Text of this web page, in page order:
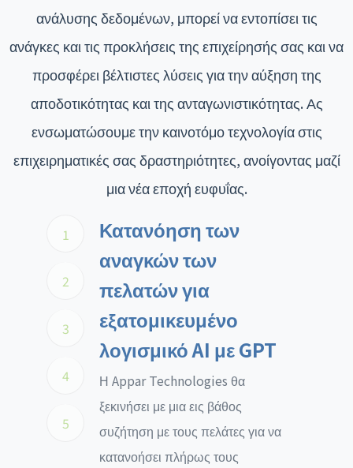
ανάλυσης δεδομένων, μπορεί να εντοπίσει τις
ανάγκες και τις προκλήσεις της επιχείρησής σας και να
προσφέρει βέλτιστες λύσεις για την αύξηση της
αποδοτικότητας και της ανταγωνιστικότητας. Ας
ενσωματώσουμε την καινοτόμο τεχνολογία στις
επιχειρηματικές σας δραστηριότητες, ανοίγοντας μαζί
μια νέα εποχή ευφυΐας.
1
2
3
4
5
Κατανόηση των
αναγκών των
πελατών για
εξατομικευμένο
λογισμικό AI με GPT
Η Appar Technologies θα
ξεκινήσει με μια εις βάθος
συζήτηση με τους πελάτες για να
κατανοήσει πλήρως τους